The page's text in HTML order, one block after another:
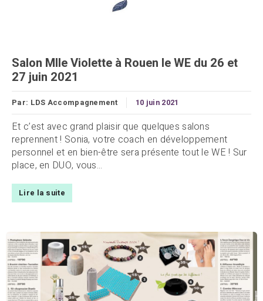
Salon Mlle Violette à Rouen le WE du 26 et
27 juin 2021
Par: LDS Accompagnement 10 juin 2021
Et c’est avec grand plaisir que quelques salons
reprennent ! Sonia, votre coach en développement
personnel et en bien-être sera présente tout le WE ! Sur
place, en DUO, vous...
Lire la suite